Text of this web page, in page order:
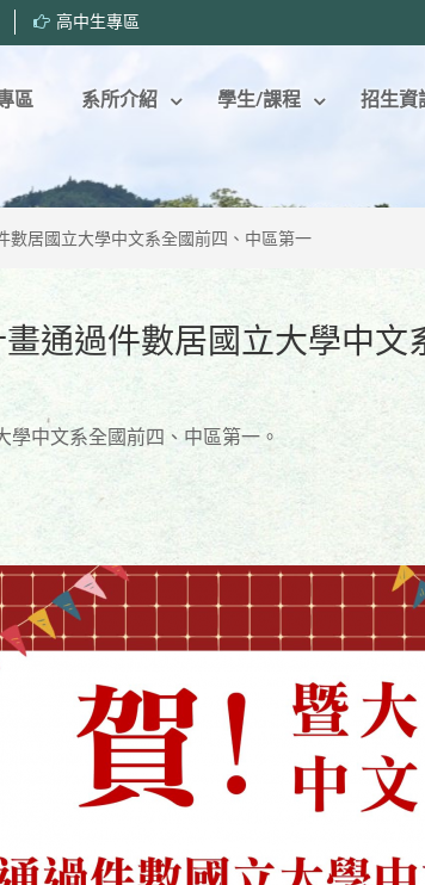
高中生專區
區 系所介紹 學生/課程 招生資
數居國立大學中文系全國前四、中區第一
通過件數居國立大學中文
學中文系全國前四、中區第一。